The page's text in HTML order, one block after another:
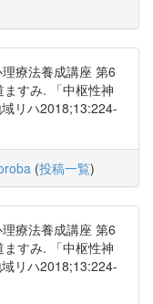
療法養成講座 第6
ますみ. 「中枢性神
リハ2018;13:224-
(投稿一覧)
療法養成講座 第6
ますみ. 「中枢性神
リハ2018;13:224-